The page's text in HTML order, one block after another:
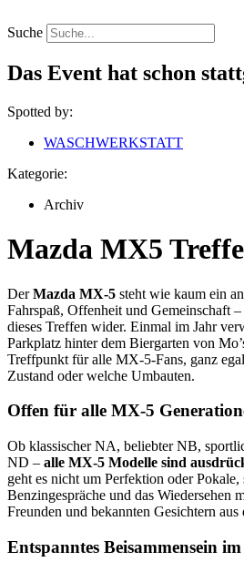
Inhalt
springen
Suche
Das Event hat schon
Spotted by:
WASCHWERKSTATT
Kategorie:
Archiv
Mazda MX5
DerMazda MX-5 steht wie kaum ein
Fahrspaß, Offenheit und Gemeinschaft –
dieses Treffen wider. Einmal im Jahr
Parkplatz hinter dem Biergarten von
Treffpunkt für alle MX-5-Fans, ganz
Zustand oder welche Umbauten.
Offen für alle MX-5
Ob klassischer NA, beliebter NB,
ND – alle MX-5 Modelle sind
geht es nicht um Perfektion oder Pokale,
Benzingespräche und das Wiedersehen
Freunden und bekannten Gesichtern aus
Entspanntes Beisammensein